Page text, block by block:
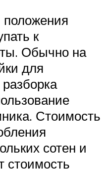
к
Обычно на
для
Стоимость
сотен и
стоимость